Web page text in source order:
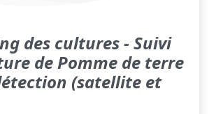
des cultures - Suivi
de Pomme de terre
(satellite et